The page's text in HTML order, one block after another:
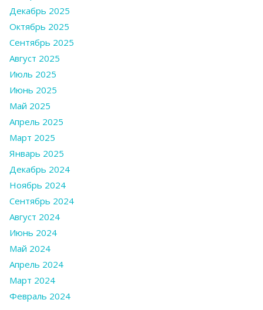
Декабрь 2025
Октябрь 2025
Сентябрь 2025
Август 2025
Июль 2025
Июнь 2025
Май 2025
Апрель 2025
Март 2025
Январь 2025
Декабрь 2024
Ноябрь 2024
Сентябрь 2024
Август 2024
Июнь 2024
Май 2024
Апрель 2024
Март 2024
Февраль 2024